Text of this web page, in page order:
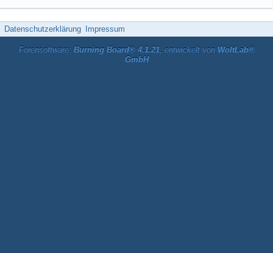
Datenschutzerklärung Impressum
Forensoftware: Burning Board® 4.1.21, entwickelt von WoltLab®
GmbH